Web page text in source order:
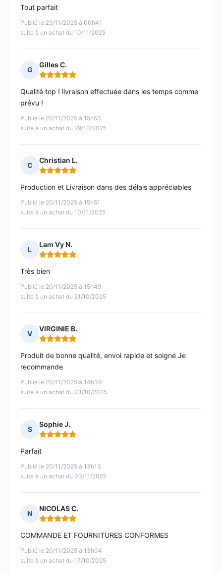
Publié le 23/11/2025 à 00h41
suite à un achat du 10/11/2025
Tout parfait
G
Gilles C.
Note : 5 sur 5
Publié le 20/11/2025 à 15h53
suite à un achat du 29/10/2025
Qualité top ! livraison effectuée dans les temps comme
prévu !
C
Christian L.
Note : 5 sur 5
Publié le 20/11/2025 à 15h51
suite à un achat du 10/11/2025
Production et Livraison dans des délais appréciables
L
Lam Vy N.
Note : 5 sur 5
Publié le 20/11/2025 à 15h49
suite à un achat du 21/10/2025
Très bien
V
VIRGINIE B.
Note : 5 sur 5
Publié le 20/11/2025 à 14h39
suite à un achat du 23/10/2025
Produit de bonne qualité, envoi rapide et soigné Je
recommande
S
Sophie J.
Note : 5 sur 5
Publié le 20/11/2025 à 13h13
suite à un achat du 03/11/2025
Parfait
N
NICOLAS C.
Note : 5 sur 5
Publié le 20/11/2025 à 13h04
suite à un achat du 17/10/2025
COMMANDE ET FOURNITURES CONFORMES